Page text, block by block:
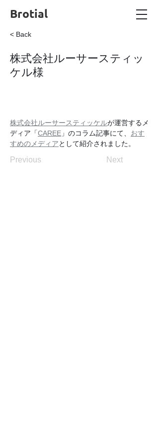
Brotial
< Back
株式会社ルーサースティッ
ケル様
株式会社ルーサースティッケルが運営するメ
ディア「CAREE 」のコラム記事にて、 おす
すめのメディアとして紹介されました。
Previous Next